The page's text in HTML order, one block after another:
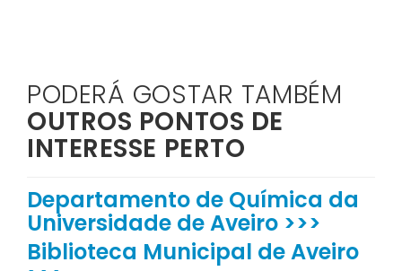
PODERÁ GOSTAR TAMBÉM
OUTROS PONTOS DE
INTERESSE PERTO
Departamento de Química da
Universidade de Aveiro >>>
Biblioteca Municipal de Aveiro